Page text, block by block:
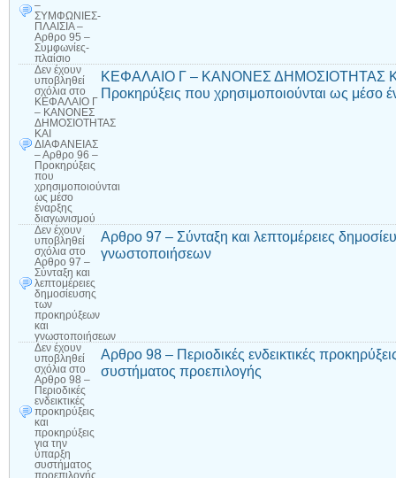
–
ΣΥΜΦΩΝΙΕΣ-
ΠΛΑΙΣΙΑ –
Αρθρο 95 –
Συμφωνίες-
πλαίσιο
Δεν έχουν
υποβληθεί
σχόλια στο
ΚΕΦΑΛΑΙΟ Γ
– ΚΑΝΟΝΕΣ
ΔΗΜΟΣΙΟΤΗΤΑΣ
ΚΑΙ
ΔΙΑΦΑΝΕΙΑΣ
– Αρθρο 96 –
Προκηρύξεις
που
χρησιμοποιούνται
ως μέσο
έναρξης
διαγωνισμού
ΚΕΦΑΛΑΙΟ Γ – ΚΑΝΟΝΕΣ ΔΗΜΟΣΙΟΤΗΤΑΣ
Προκηρύξεις που χρησιμοποιούνται ως μέσο
Δεν έχουν
υποβληθεί
σχόλια στο
Αρθρο 97 –
Σύνταξη και
λεπτομέρειες
δημοσίευσης
των
προκηρύξεων
και
γνωστοποιήσεων
Αρθρο 97 – Σύνταξη και λεπτομέρειες
γνωστοποιήσεων
Δεν έχουν
υποβληθεί
σχόλια στο
Αρθρο 98 –
Περιοδικές
ενδεικτικές
προκηρύξεις
και
προκηρύξεις
για την
ύπαρξη
συστήματος
προεπιλογής
Αρθρο 98 – Περιοδικές ενδεικτικές
συστήματος προεπιλογής